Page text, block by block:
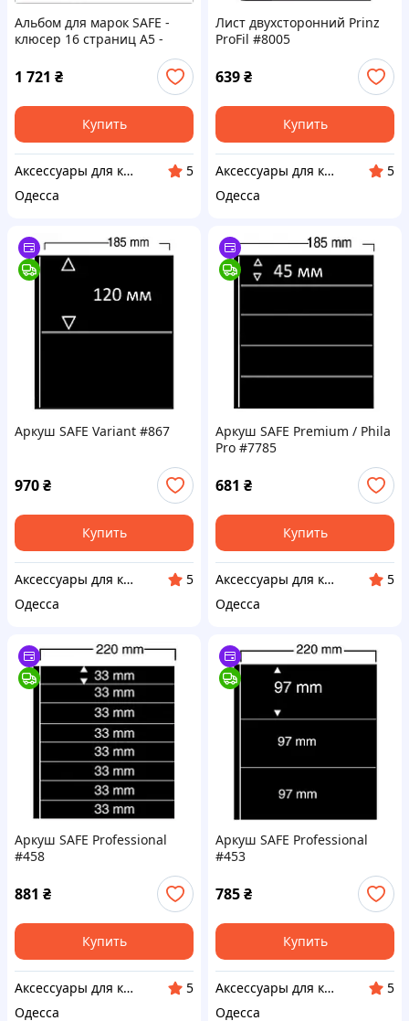
Альбом для марок SAFE -
клюсер 16 страниц A5 -
черные страницы - черная
обложка
1 721 ₴
Купить
Аксессуары для коллекционеров SAFE
5
Одесса
Лист двухсторонний Prinz
ProFil #8005
639₴
Купить
Аксессуары для коллекционеров SAFE
5
Одесса
Аркуш SAFE Variant #867
970₴
Купить
Аксессуары для коллекционеров SAFE
5
Одесса
Аркуш SAFE Premium / Phila
Pro #7785
681 ₴
Купить
Аксессуары для коллекционеров SAFE
5
Одесса
Аркуш SAFE Professional
#458
881 ₴
Купить
Аксессуары для коллекционеров SAFE
5
Одесса
Аркуш SAFE Professional
#453
785₴
Купить
Аксессуары для коллекционеров SAFE
5
Одесса